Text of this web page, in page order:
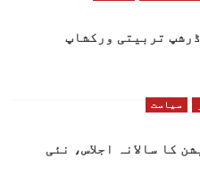
تربیتی ورکشاپ
سیاست
کا سالانہ اجلاس، نئی